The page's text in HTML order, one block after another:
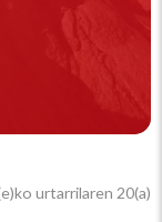
urtarrilaren 20(a)